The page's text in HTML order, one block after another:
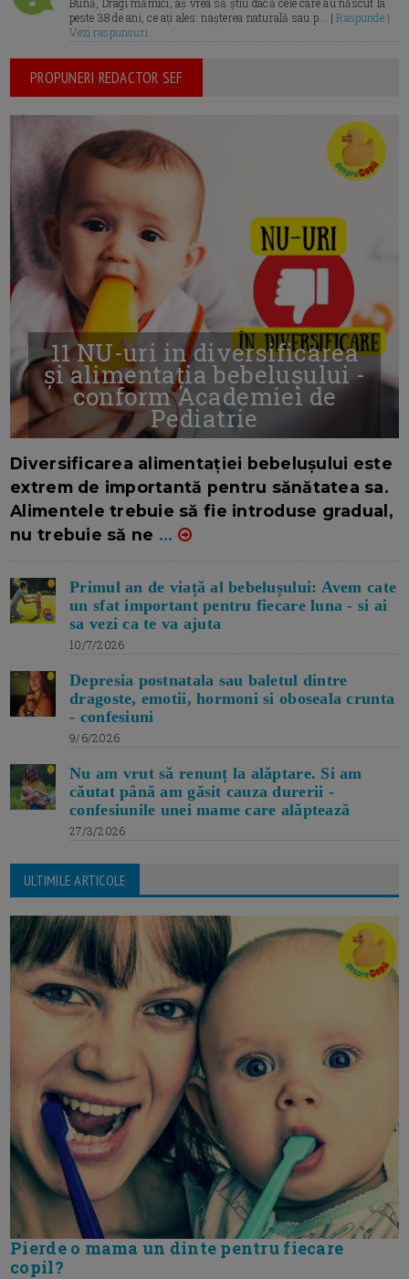
peste 38 de ani, ce ați ales: nașterea naturală sau p... |Raspunde |
Vezi raspunsuri
PROPUNERI REDACTOR SEF
11 NU-uri in diversificarea
și alimentația bebelușului -
conform Academiei de
Pediatrie
Diversificarea alimentației bebelușului este
extrem de importantă pentru sănătatea sa.
Alimentele trebuie să fie introduse gradual,
nu trebuie să ne ...
Primul an de viață al bebelușului: Avem cate
un sfat important pentru fiecare luna - si ai
sa vezi ca te va ajuta
10/7/2026
Depresia postnatala sau baletul dintre
dragoste, emotii, hormoni si oboseala crunta
- confesiuni
9/6/2026
Nu am vrut să renunț la alăptare. Si am
căutat până am găsit cauza durerii -
confesiunile unei mame care alăptează
27/3/2026
ULTIMILE ARTICOLE
Pierde o mama un dinte pentru fiecare
copil?